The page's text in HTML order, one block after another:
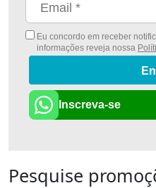
Eu concordo em receber
informações reveja nossa
Inscreva-se
Pesquise